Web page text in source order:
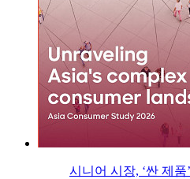
시니어 시장, ‘싼 제품